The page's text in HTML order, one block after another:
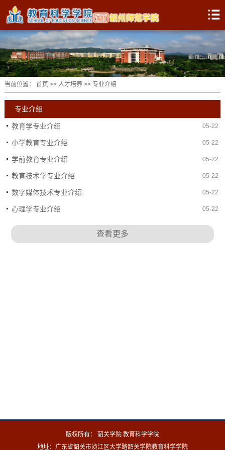
当前位置： 首页 >> 人才培养>> 专业介绍
专业介绍
教育学专业介绍 05-22
小学教育专业介绍 05-22
学前教育专业介绍 05-22
教育技术学专业介绍 05-22
数字媒体技术专业介绍 05-22
心理学专业介绍 05-22
查看更多
版权所有： 韶关学院 教育科学学院
地址：广东省韶关市浈江区大学路韶关学院教育科学学院